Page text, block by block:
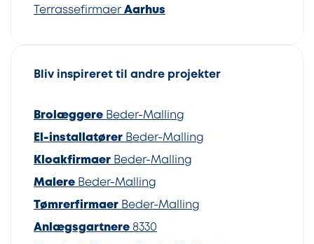
Terrassefirmaer Aarhus
Bliv inspireret til andre projekter
Brolæggere Beder-Malling
El-installatører Beder-Malling
Kloakfirmaer Beder-Malling
Malere Beder-Malling
Tømrerfirmaer Beder-Malling
Anlægsgartnere 8330